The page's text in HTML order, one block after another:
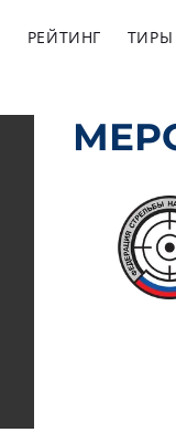
РЕЙТИНГ